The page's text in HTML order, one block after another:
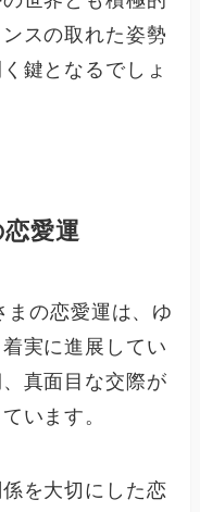
スの取れた姿勢
鍵となるでしょ
愛運
まの恋愛運は、ゆ
実に進展してい
真面目な交際が
います。
を大切にした恋